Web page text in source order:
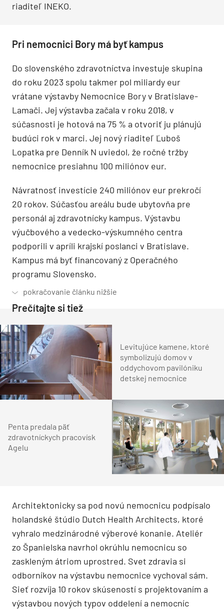
riaditeľ INEKO.
Pri nemocnici Bory má byť kampus
Do slovenského zdravotníctva investuje skupina
do roku 2023 spolu takmer pol miliardy eur
vrátane výstavby Nemocnice Bory v Bratislave-
Lamači. Jej výstavba začala v roku 2018, v
súčasnosti je hotová na 75 % a otvoriť ju plánujú
budúci rok v marci. Jej nový riaditeľ Ľuboš
Lopatka pre Denník N uviedol, že ročné tržby
nemocnice presiahnu 100 miliónov eur.
Návratnosť investície 240 miliónov eur prekročí
20 rokov. Súčasťou areálu bude ubytovňa pre
personál aj zdravotnícky kampus. Výstavbu
výučbového a vedecko-výskumného centra
podporili v apríli krajskí poslanci v Bratislave.
Kampus má byť financovaný z Operačného
programu Slovensko.
Prečítajte si tiež
Levitujúce kamene, ktoré
symbolizujú domov v
oddychovom pavilóniku
detskej nemocnice
Penta predala päť
zdravotníckych pracovísk
Agelu
Architektonicky sa pod novú nemocnicu podpísalo
holandské štúdio Dutch Health Architects, ktoré
vyhralo medzinárodné výberové konanie. Ateliér
zo Španielska navrhol okrúhlu nemocnicu so
zaskleným átriom uprostred. Svet zdravia si
odborníkov na výstavbu nemocnice vychoval sám.
Sieť rozvíja 10 rokov skúseností s projektovaním a
výstavbou nových typov oddelení a nemocníc